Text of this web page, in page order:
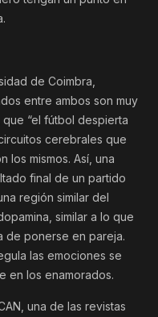
de Coimbra,
entre ambos son muy
“el fútbol despierta
cerebrales que
los mismos. Así, una
final de un partido
región similar del
similar a lo que
de ponerse en pareja.
las emociones se
en los enamorados.
una de las revistas